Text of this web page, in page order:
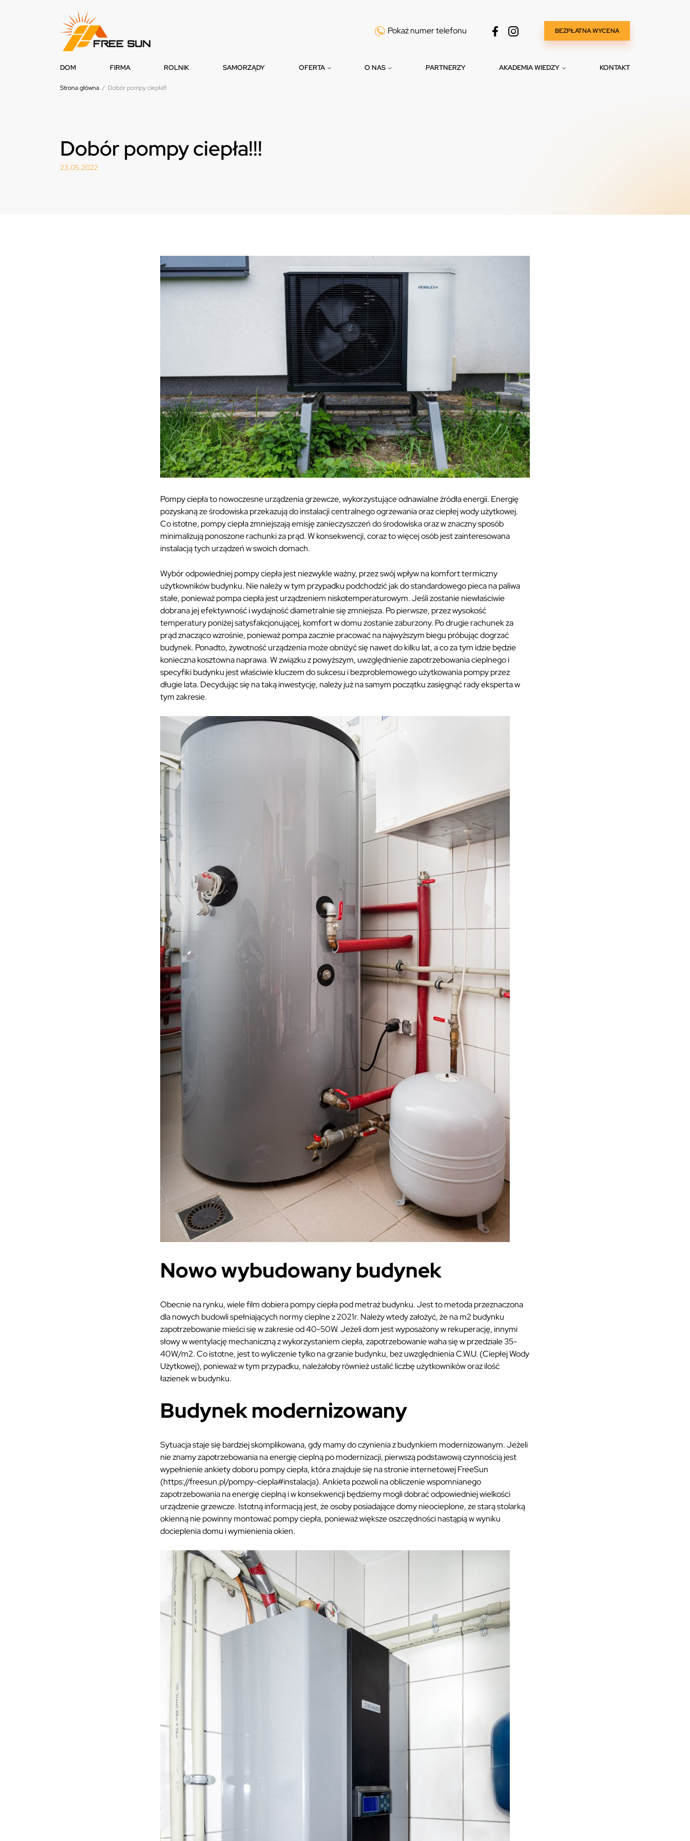
Pokaż numer telefonu BEZPŁATNA WYCENA
DOM FIRMA ROLNIK SAMORZĄDY OFERTA O NAS PARTNERZY AKADEMIA WIEDZY KONTAKT
Strona główna / Dobór pompy ciepła!!!
Dobór pompy ciepła!!!
23.05.2022
Pompy ciepła to nowoczesne urządzenia grzewcze, wykorzystujące odnawialne źródła energii. Energię
pozyskaną ze środowiska przekazują do instalacji centralnego ogrzewania oraz ciepłej wody użytkowej.
Co istotne, pompy ciepła zmniejszają emisję zanieczyszczeń do środowiska oraz w znaczny sposób
minimalizują ponoszone rachunki za prąd. W konsekwencji, coraz to więcej osób jest zainteresowana
instalacją tych urządzeń w swoich domach.
Wybór odpowiedniej pompy ciepła jest niezwykle ważny, przez swój wpływ na komfort termiczny
użytkowników budynku. Nie należy w tym przypadku podchodzić jak do standardowego pieca na paliwa
stałe, ponieważ pompa ciepła jest urządzeniem niskotemperaturowym. Jeśli zostanie niewłaściwie
dobrana jej efektywność i wydajność diametralnie się zmniejsza. Po pierwsze, przez wysokość
temperatury poniżej satysfakcjonującej, komfort w domu zostanie zaburzony. Po drugie rachunek za
prąd znacząco wzrośnie, ponieważ pompa zacznie pracować na najwyższym biegu próbując dogrzać
budynek. Ponadto, żywotność urządzenia może obniżyć się nawet do kilku lat, a co za tym idzie będzie
konieczna kosztowna naprawa. W związku z powyższym, uwzględnienie zapotrzebowania cieplnego i
specyfiki budynku jest właściwie kluczem do sukcesu i bezproblemowego użytkowania pompy przez
długie lata. Decydując się na taką inwestycję, należy już na samym początku zasięgnąć rady eksperta w
tym zakresie.
Nowo wybudowany budynek
Obecnie na rynku, wiele film dobiera pompy ciepła pod metraż budynku. Jest to metoda przeznaczona
dla nowych budowli spełniających normy cieplne z 2021r. Należy wtedy założyć, że na m2 budynku
zapotrzebowanie mieści się w zakresie od 40-50W. Jeżeli dom jest wyposażony w rekuperację, innymi
słowy w wentylację mechaniczną z wykorzystaniem ciepła, zapotrzebowanie waha się w przedziale 35-
40W/m2. Co istotne, jest to wyliczenie tylko na grzanie budynku, bez uwzględnienia C.W.U. (Ciepłej Wody
Użytkowej), ponieważ w tym przypadku, należałoby również ustalić liczbę użytkowników oraz ilość
łazienek w budynku.
Budynek modernizowany
Sytuacja staje się bardziej skomplikowana, gdy mamy do czynienia z budynkiem modernizowanym. Jeżeli
nie znamy zapotrzebowania na energię cieplną po modernizacji, pierwszą podstawową czynnością jest
wypełnienie ankiety doboru pompy ciepła, która znajduje się na stronie internetowej FreeSun
(https://freesun.pl/pompy-ciepla#instalacja). Ankieta pozwoli na obliczenie wspomnianego
zapotrzebowania na energię cieplną i w konsekwencji będziemy mogli dobrać odpowiedniej wielkości
urządzenie grzewcze. Istotną informacją jest, że osoby posiadające domy nieocieplone, ze starą stolarką
okienną nie powinny montować pompy ciepła, ponieważ większe oszczędności nastąpią w wyniku
docieplenia domu i wymienienia okien.